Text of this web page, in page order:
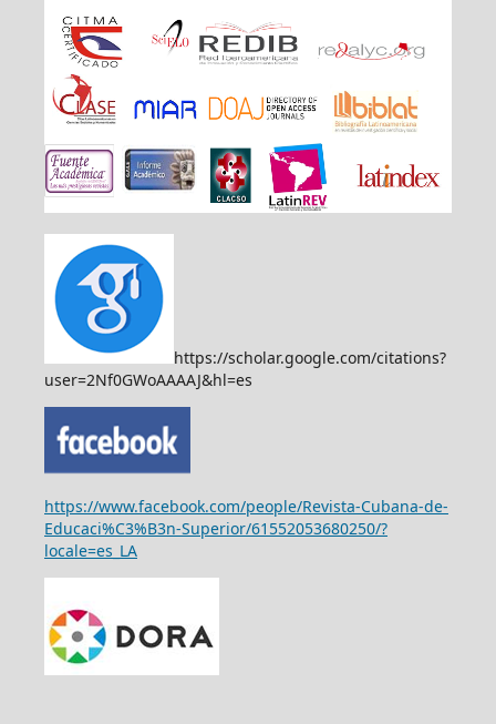
https://scholar.google.com/citations?
user=2Nf0GWoAAAAJ&hl=es
https://www.facebook.com/people/Revista-Cubana-de-
Educaci%C3%B3n-Superior/61552053680250/?
locale=es_LA